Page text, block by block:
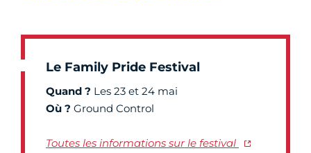
Le Family Pride Festival
Quand ? Les 23 et 24 mai
Où ? Ground Control
Toutes les informations sur le festival